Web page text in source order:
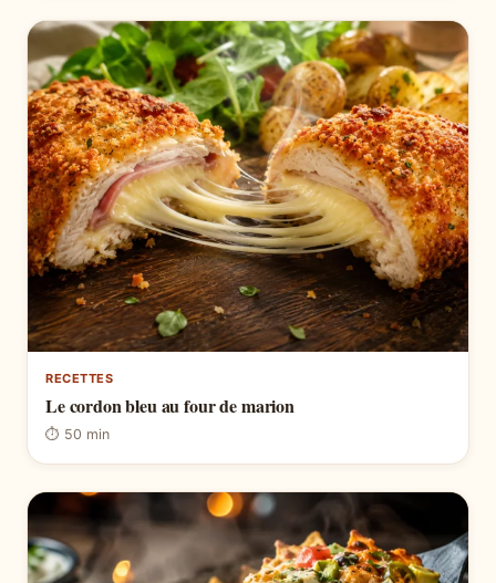
RECETTES
Le cordon bleu au four de marion
⏱ 50 min